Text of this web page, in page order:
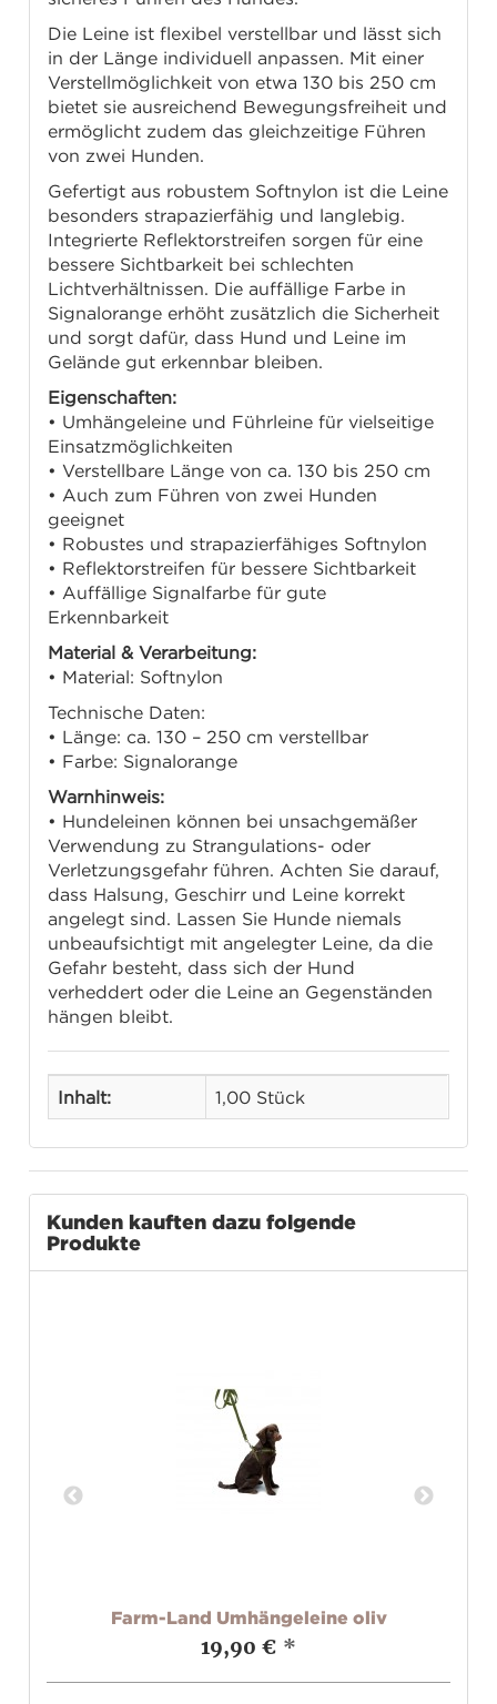
Die Leine ist flexibel verstellbar und lässt sich
in der Länge individuell anpassen. Mit einer
Verstellmöglichkeit von etwa 130 bis 250 cm
bietet sie ausreichend Bewegungsfreiheit und
ermöglicht zudem das gleichzeitige Führen
von zwei Hunden.
Gefertigt aus robustem Softnylon ist die Leine
besonders strapazierfähig und langlebig.
Integrierte Reflektorstreifen sorgen für eine
bessere Sichtbarkeit bei schlechten
Lichtverhältnissen. Die auffällige Farbe in
Signalorange erhöht zusätzlich die Sicherheit
und sorgt dafür, dass Hund und Leine im
Gelände gut erkennbar bleiben.
Eigenschaften:
• Umhängeleine und Führleine für vielseitige
Einsatzmöglichkeiten
• Verstellbare Länge von ca. 130 bis 250 cm
• Auch zum Führen von zwei Hunden
geeignet
• Robustes und strapazierfähiges Softnylon
• Reflektorstreifen für bessere Sichtbarkeit
• Auffällige Signalfarbe für gute
Erkennbarkeit
Material & Verarbeitung:
• Material: Softnylon
Technische Daten:
• Länge: ca. 130 – 250 cm verstellbar
• Farbe: Signalorange
Warnhinweis:
• Hundeleinen können bei unsachgemäßer
Verwendung zu Strangulations- oder
Verletzungsgefahr führen. Achten Sie darauf,
dass Halsung, Geschirr und Leine korrekt
angelegt sind. Lassen Sie Hunde niemals
unbeaufsichtigt mit angelegter Leine, da die
Gefahr besteht, dass sich der Hund
verheddert oder die Leine an Gegenständen
hängen bleibt.
Inhalt: 1,00 Stück
Kunden kauften dazu folgende
Produkte
Farm-Land Umhängeleine oliv
19,90 € *